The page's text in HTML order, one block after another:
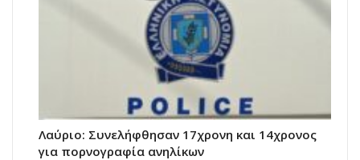
Λαύριο: Συνελήφθησαν 17χρονη και 14χρονος
για πορνογραφία ανηλίκων